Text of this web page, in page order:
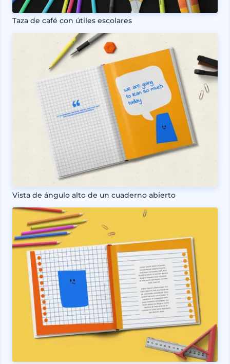
Taza de café con útiles escolares
Vista de ángulo alto de un cuaderno abierto